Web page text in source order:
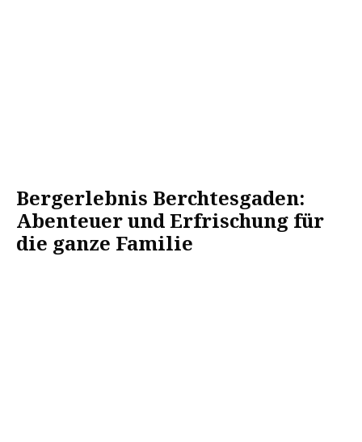
Bergerlebnis Berchtesgaden:
Abenteuer und Erfrischung für
die ganze Familie